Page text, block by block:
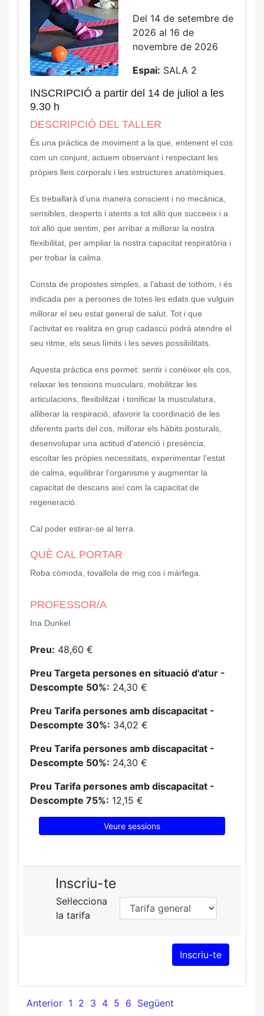
Del 14 de setembre de
2026 al 16 de
novembre de 2026
Espai: SALA 2
INSCRIPCIÓ a partir del 14 de juliol a les
9.30 h
DESCRIPCIÓ DEL TALLER
És una pràctica de moviment a la que, entenent el cos
com un conjunt, actuem observant i respectant les
pròpies lleis corporals i les estructures anatòmiques.
Es treballarà d’una manera conscient i no mecànica,
sensibles, desperts i atents a tot allò que succeeix i a
tot allò que sentim, per arribar a millorar la nostra
flexibilitat, per ampliar la nostra capacitat respiratòria i
per trobar la calma.
Consta de propostes simples, a l’abast de tothom, i és
indicada per a persones de totes les edats que vulguin
millorar el seu estat general de salut. Tot i que
l’activitat es realitza en grup cadascú podrà atendre el
seu ritme, els seus límits i les seves possibilitats.
Aquesta pràctica ens permet: sentir i conèixer els cos,
relaxar les tensions musculars, mobilitzar les
articulacions, flexibilitzar i tonificar la musculatura,
alliberar la respiració, afavorir la coordinació de les
diferents parts del cos, millorar els hàbits posturals,
desenvolupar una actitud d’atenció i presència,
escoltar les pròpies necessitats, experimentar l’estat
de calma, equilibrar l’organisme y augmentar la
capacitat de descans així com la capacitat de
regeneració.
Cal poder estirar-se al terra.
QUÈ CAL PORTAR
Roba còmoda, tovallola de mig cos i màrfega.
PROFESSOR/A
Ina Dunkel
Preu: 48,60 €
Preu Targeta persones en situació d'atur -
Descompte 50%: 24,30 €
Preu Tarifa persones amb discapacitat -
Descompte 30%: 34,02 €
Preu Tarifa persones amb discapacitat -
Descompte 50%: 24,30 €
Preu Tarifa persones amb discapacitat -
Descompte 75%: 12,15 €
Veure sessions
Inscriu-te
Sel·lecciona
la tarifa
Anterior 1 2 3 4 5 6 Següent